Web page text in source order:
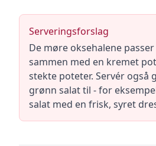
Serveringsforslag
De møre oksehalene
sammen med en kremet
stekte poteter. Servér også
grønn salat til - for
salat med en frisk, syret